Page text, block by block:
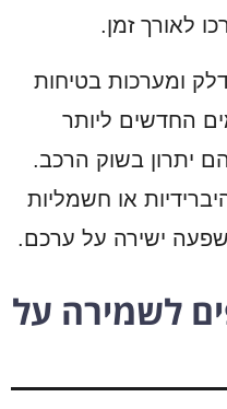
לאורך זמן.
ומערכות בטיחות
החדשים ליותר
יתרון בשוק הרכב.
או חשמליות
ישירה על ערכם.
לשמירה על